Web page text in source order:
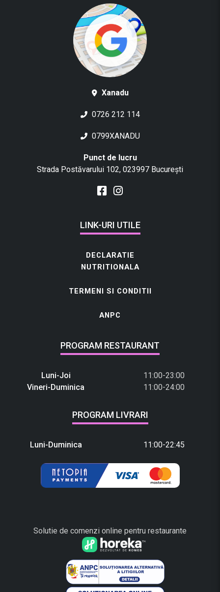
Xanadu
0726 212 114
0799XANADU
Punct de lucru
Strada Postăvarului 102, 023997 București
LINK-URI UTILE
DECLARATIE
NUTRITIONALA
TERMENI SI CONDITII
ANPC
PROGRAM RESTAURANT
Luni-Joi
11:00-23:00
Vineri-Duminica
11:00-24:00
PROGRAM LIVRARI
Luni-Duminica 11:00-22:45
Solutie de comenzi online pentru restaurante